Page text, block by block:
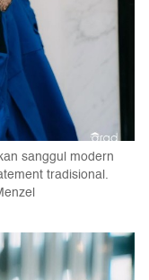
sanggul modern
tradisional.